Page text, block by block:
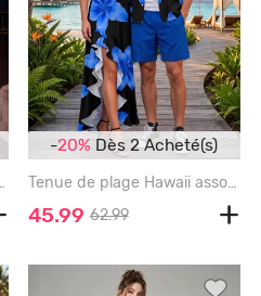
pour couples - TURQUOISE
-20% Dès 2 Acheté(s)
Tenue de plage Hawaii assortie à imprimé fleuri pour couple - BLUE
45.99 62.99